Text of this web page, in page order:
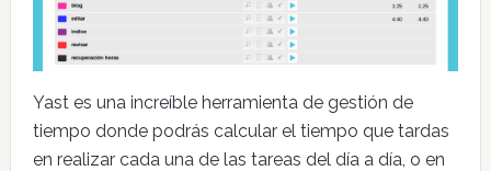
Yast es una increíble herramienta de gestión de
tiempo donde podrás calcular el tiempo que tardas
en realizar cada una de las tareas del día a día, o en